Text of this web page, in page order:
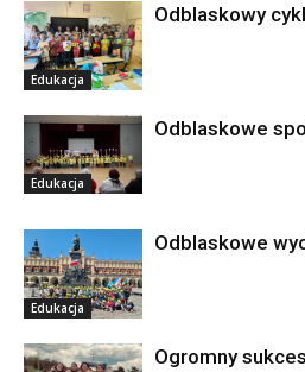
Edukacja
Odblaskowy
Edukacja
Odblaskowe
Edukacja
Odblaskowe
Ogromny